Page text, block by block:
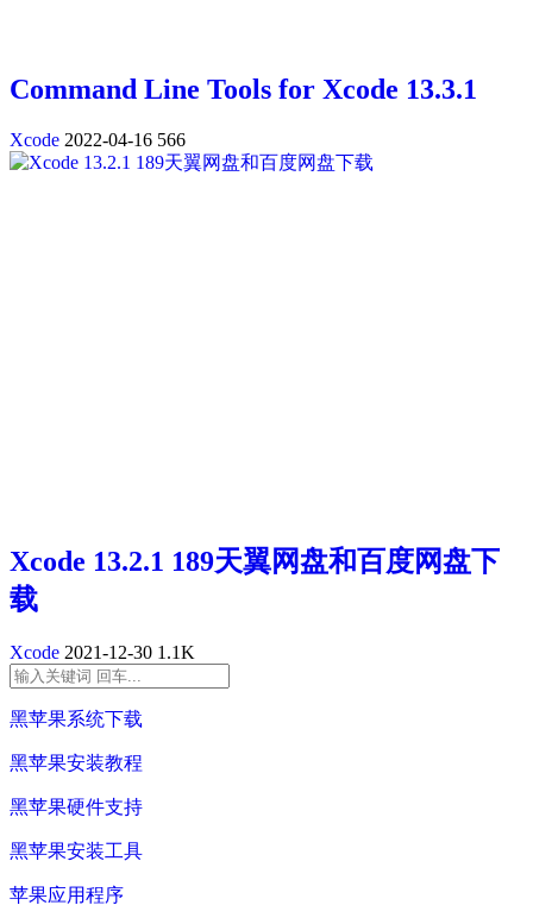
Command Line Tools for Xcode 13.3.1
Xcode 2022-04-16 566
Xcode 13.2.1 189天翼网盘和百度网盘下
载
Xcode 2021-12-30 1.1K
黑苹果系统下载
黑苹果安装教程
黑苹果硬件支持
黑苹果安装工具
苹果应用程序